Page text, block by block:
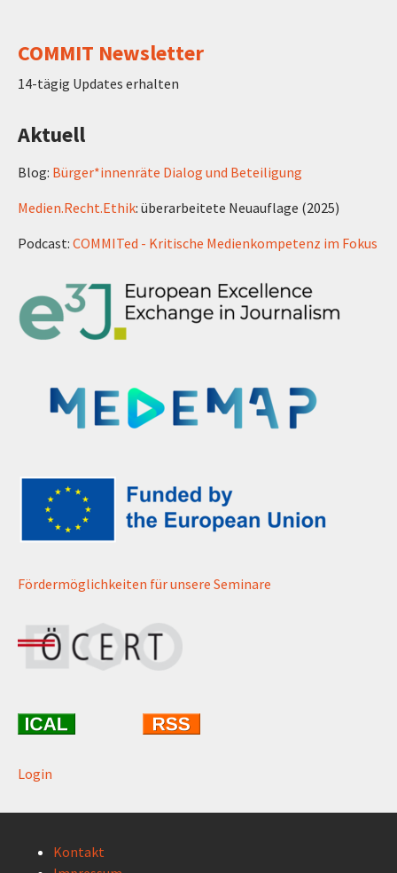
COMMIT Newsletter
14-tägig Updates erhalten
Aktuell
Blog: Bürger*innenräte Dialog und Beteiligung
Medien.Recht.Ethik: überarbeitete Neuauflage (2025)
Podcast: COMMITed - Kritische Medienkompetenz im Fokus
Fördermöglichkeiten für unsere Seminare
Login
Kontakt